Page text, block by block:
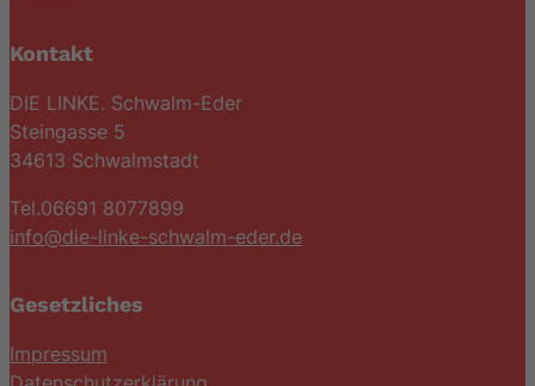
Kontakt
DIE LINKE. Schwalm-Eder
Steingasse 5
34613 Schwalmstadt
Tel.06691 8077899
info@die-linke-schwalm-eder.de
Gesetzliches
Impressum